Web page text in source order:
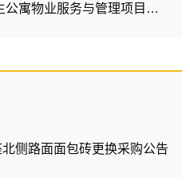
天津商业大学宝德学院学生公寓物业服务与管理项目采购公告
侧路面面包砖更换采购公告